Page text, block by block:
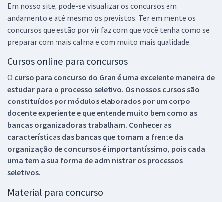
Em nosso site, pode-se visualizar os concursos em
andamento e até mesmo os previstos. Ter em mente os
concursos que estão por vir faz com que você tenha como se
preparar com mais calma e com muito mais qualidade.
Cursos online para concursos
O curso para concurso do Gran é uma excelente maneira de
estudar para o processo seletivo. Os nossos cursos são
constituídos por módulos elaborados por um corpo
docente experiente e que entende muito bem como as
bancas organizadoras trabalham. Conhecer as
características das bancas que tomam a frente da
organização de concursos é importantíssimo, pois cada
uma tem a sua forma de administrar os processos
seletivos.
Material para concurso